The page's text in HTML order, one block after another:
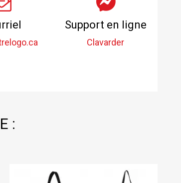
Support en ligne
Clavarder
: